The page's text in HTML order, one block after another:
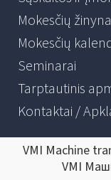
Mokesčių
Mokesčių
Seminarai
Tarptautinis
Kontaktai /
VMI Machine
VMI